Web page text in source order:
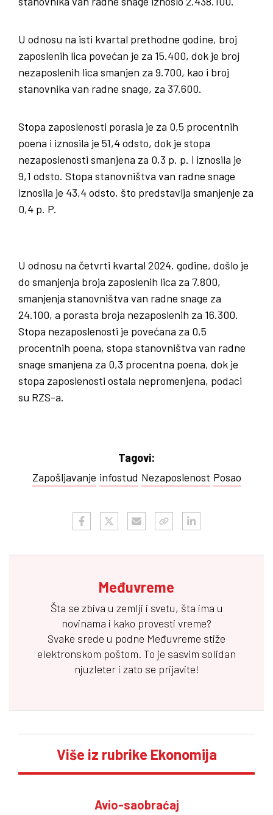
U odnosu na isti kvartal prethodne godine, broj
zaposlenih lica povećan je za 15.400, dok je broj
nezaposlenih lica smanjen za 9.700, kao i broj
stanovnika van radne snage, za 37.600.
Stopa zaposlenosti porasla je za 0,5 procentnih
poena i iznosila je 51,4 odsto, dok je stopa
nezaposlenosti smanjena za 0,3 p. p. i iznosila je
9,1 odsto. Stopa stanovništva van radne snage
iznosila je 43,4 odsto, što predstavlja smanjenje za
0,4 p. P.
U odnosu na četvrti kvartal 2024. godine, došlo je
do smanjenja broja zaposlenih lica za 7.800,
smanjenja stanovništva van radne snage za
24.100, a porasta broja nezaposlenih za 16.300.
Stopa nezaposlenosti je povećana za 0,5
procentnih poena, stopa stanovništva van radne
snage smanjena za 0,3 procentna poena, dok je
stopa zaposlenosti ostala nepromenjena, podaci
su RZS-a.
Tagovi:
Zapošljavanje infostud Nezaposlenost Posao
Međuvreme
Šta se zbiva u zemlji i svetu, šta ima u
novinama i kako provesti vreme?
Svake srede u podne Međuvreme stiže
elektronskom poštom. To je sasvim solidan
njuzleter i zato se prijavite!
Više iz rubrike Ekonomija
Avio-saobraćaj